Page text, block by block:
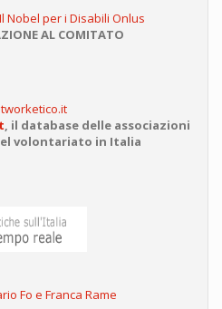
AL COMITATO
, il database delle associazioni
volontariato in Italia